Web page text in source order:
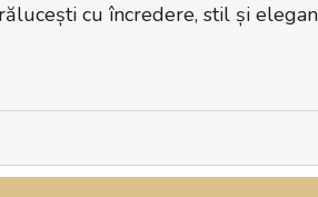
cu încredere, stil și